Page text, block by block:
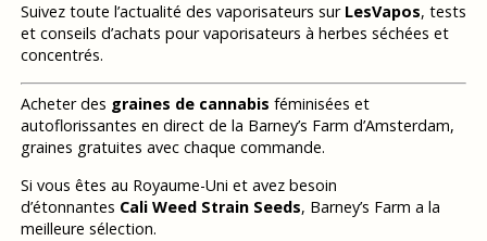
Suivez toute l’actualité des vaporisateurs sur LesVapos, tests
et conseils d’achats pour vaporisateurs à herbes séchées et
concentrés.
Acheter des graines de cannabis féminisées et
autoflorissantes en direct de la Barney’s Farm d’Amsterdam,
graines gratuites avec chaque commande.
Si vous êtes au Royaume-Uni et avez besoin
d’étonnantes Cali Weed Strain Seeds, Barney’s Farm a la
meilleure sélection.